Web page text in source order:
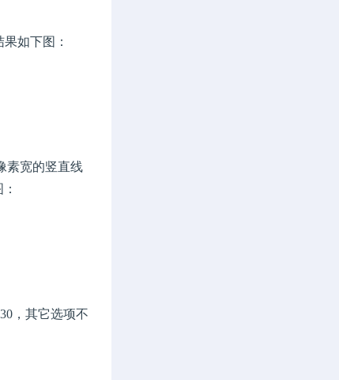
如下图：
素宽的竖直线
，其它选项不